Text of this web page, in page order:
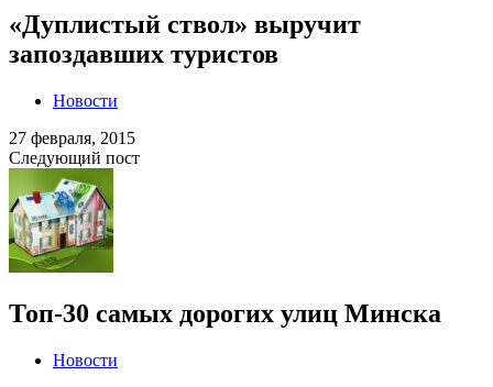
«Дуплистый ствол» выручит
запоздавших туристов
Новости
27 февраля, 2015
Следующий пост
Топ-30 самых дорогих улиц Минска
Новости